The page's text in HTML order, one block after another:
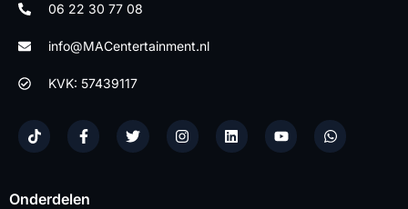
06 22 30 77 08
info@MACentertainment.nl
KVK: 57439117
Onderdelen